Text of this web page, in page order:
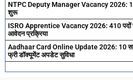
NTPC Deputy Manager Vacancy 2026:
शुरू
ISRO Apprentice Vacancy 2026: 410 पदों
आवेदन प्रक्रिया
Aadhaar Card Online Update 2026: 10 साल
फ्री डॉक्यूमेंट अपडेट सुविधा